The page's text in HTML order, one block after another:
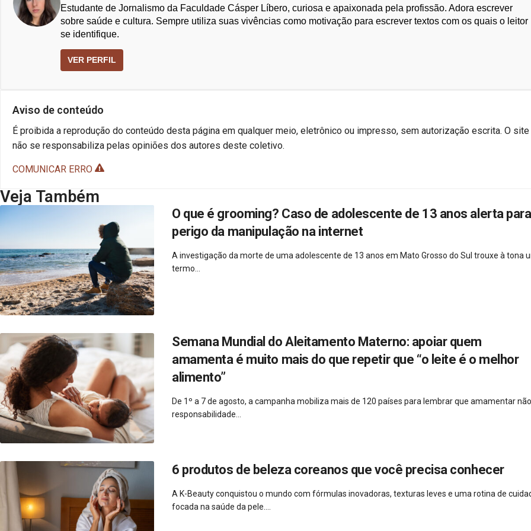
Estudante de Jornalismo da Faculdade Cásper Líbero, curiosa e apaixonada pela profissão. Adora escrever
sobre saúde e cultura. Sempre utiliza suas vivências como motivação para escrever textos com os quais o leitor
se identifique.
VER PERFIL
Aviso de conteúdo
É proibida a reprodução do conteúdo desta página em qualquer meio, eletrônico ou impresso, sem autorização escrita. O site
não se responsabiliza pelas opiniões dos autores deste coletivo.
COMUNICAR ERRO
Veja Também
O que é grooming? Caso de adolescente de 13 anos alerta
perigo da manipulação na internet
A investigação da morte de uma adolescente de 13 anos em Mato Grosso do Sul trouxe à tona
termo...
Semana Mundial do Aleitamento Materno: apoiar quem
amamenta é muito mais do que repetir que “o leite é o melhor
alimento”
De 1º a 7 de agosto, a campanha mobiliza mais de 120 países para lembrar que amamentar
responsabilidade...
6 produtos de beleza coreanos que você precisa conhecer
A K-Beauty conquistou o mundo com fórmulas inovadoras, texturas leves e uma rotina de
focada na saúde da pele....